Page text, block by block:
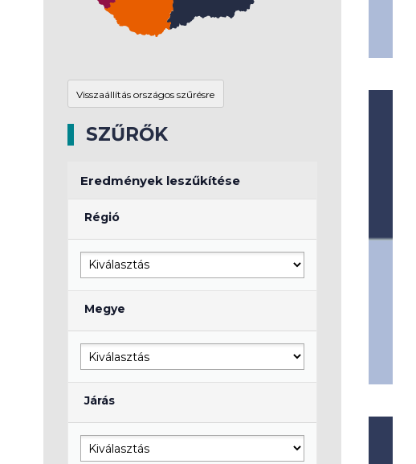
SZŰRŐK
Eredmények leszűkítése
Régió
Megye
Járás